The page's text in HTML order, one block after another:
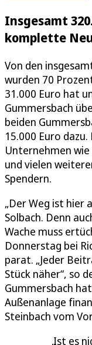
Insgesamt
komplette
Von den
wurden 70
31.000 Euro hat
Gummersbach
beiden
15.000 Euro
Unternehmen
und vielen
Spendern.
„Der Weg ist hier
Solbach. Denn
Wache muss
Donnerstag bei
parat. „Jeder
Stück näher“, so
Gummersbach
Außenanlage
Steinbach vom
Ist es